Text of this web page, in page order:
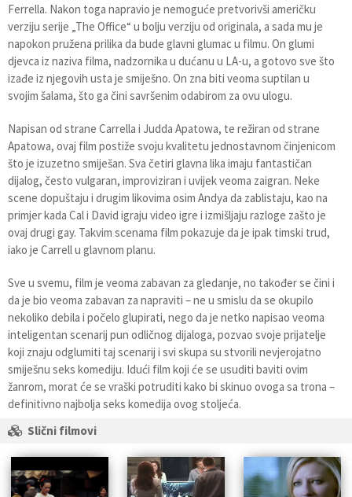
Ferrella. Nakon toga napravio je nemoguće pretvorivši američku
verziju serije „The Office“ u bolju verziju od originala, a sada mu je
napokon pružena prilika da bude glavni glumac u filmu. On glumi
djevca iz naziva filma, nadzornika u dućanu u LA-u, a gotovo sve što
izađe iz njegovih usta je smiješno. On zna biti veoma suptilan u
svojim šalama, što ga čini savršenim odabirom za ovu ulogu.
Napisan od strane Carrella i Judda Apatowa, te režiran od strane
Apatowa, ovaj film postiže svoju kvalitetu jednostavnom činjenicom
što je izuzetno smiješan. Sva četiri glavna lika imaju fantastičan
dijalog, često vulgaran, improviziran i uvijek veoma zaigran. Neke
scene dopuštaju i drugim likovima osim Andya da zablistaju, kao na
primjer kada Cal i David igraju video igre i izmišljaju razloge zašto je
ovaj drugi gay. Takvim scenama film pokazuje da je ipak timski trud,
iako je Carrell u glavnom planu.
Sve u svemu, film je veoma zabavan za gledanje, no također se čini i
da je bio veoma zabavan za napraviti – ne u smislu da se okupilo
nekoliko debila i počelo glupirati, nego da je netko napisao veoma
inteligentan scenarij pun odličnog dijaloga, pozvao svoje prijatelje
koji znaju odglumiti taj scenarij i svi skupa su stvorili nevjerojatno
smiješnu seks komediju. Idući film koji će se usuditi baviti ovim
žanrom, morat će se vraški potruditi kako bi skinuo ovoga sa trona –
definitivno najbolja seks komedija ovog stoljeća.
Slični filmovi